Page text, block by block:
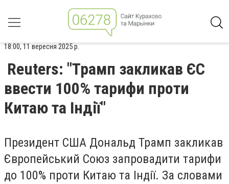
18:00, 11 вересня 2025 р.
Reuters: "Трамп закликав ЄС
ввести 100% тарифи проти
Китаю та Індії"
Президент США Дональд Трамп закликав
Європейський Союз запровадити тарифи
до 100% проти Китаю та Індії. За словами